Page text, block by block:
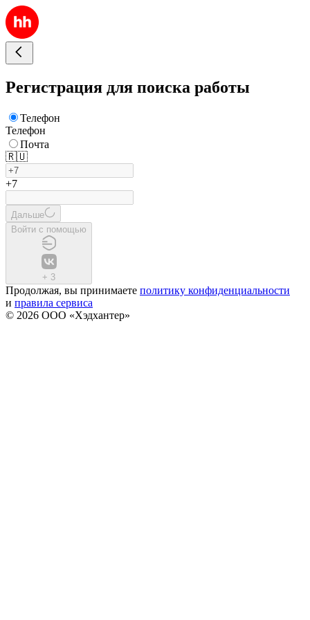
Регистрация для поиска работы
Телефон
Телефон
Почта
🇷🇺
+7
Дальше
Войти с помощью
+ 3
Продолжая, вы принимаете политику конфиденциальности
и правила сервиса
© 2026 ООО «Хэдхантер»